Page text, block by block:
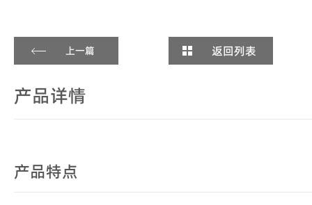
上一篇 返回列表
产品详情
产品特点